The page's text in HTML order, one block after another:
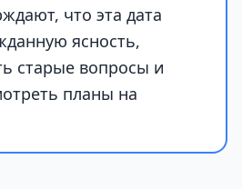
что эта дата
ясность,
старые вопросы и
планы на